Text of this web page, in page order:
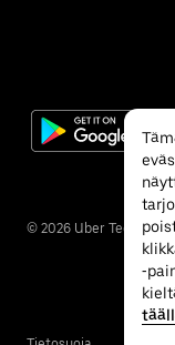
© 2026 Uber